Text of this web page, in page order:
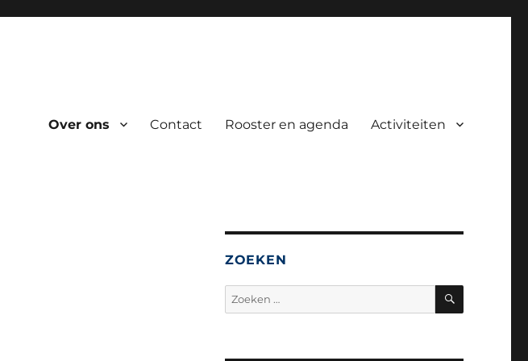
Over ons Contact Rooster en agenda Activiteiten
ZOEKEN
Zoeken
naar:
ZOEKEN